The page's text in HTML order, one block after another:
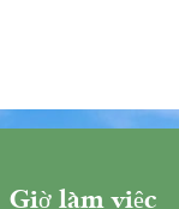
Giờ làm việc